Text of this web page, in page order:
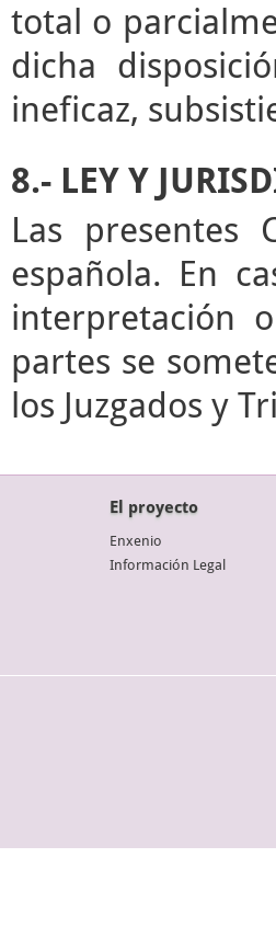
total o
dicha
ineficaz,
8.- LEY Y
Las presentes
española. En
interpretación
partes se
los Juzgados y
El proyecto
Enxenio
Información Legal